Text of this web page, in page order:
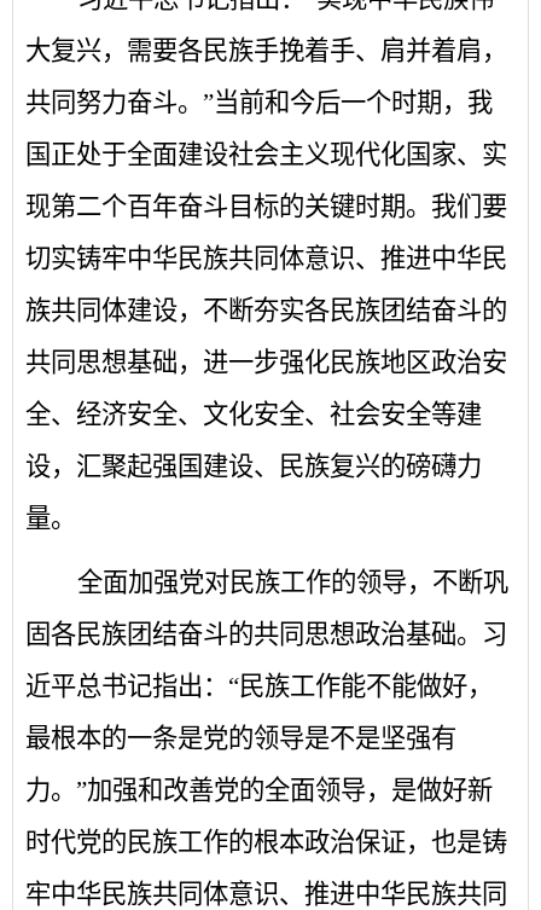
大复兴，需要各民族手挽着手、肩并着肩，
共同努力奋斗。”当前和今后一个时期，我
国正处于全面建设社会主义现代化国家、实
现第二个百年奋斗目标的关键时期。我们要
切实铸牢中华民族共同体意识、推进中华民
族共同体建设，不断夯实各民族团结奋斗的
共同思想基础，进一步强化民族地区政治安
全、经济安全、文化安全、社会安全等建
设，汇聚起强国建设、民族复兴的磅礴力
量。
全面加强党对民族工作的领导，不断巩
固各民族团结奋斗的共同思想政治基础。习
近平总书记指出： “民族工作能不能做好，
最根本的一条是党的领导是不是坚强有
力。”加强和改善党的全面领导，是做好新
时代党的民族工作的根本政治保证，也是铸
牢中华民族共同体意识、推进中华民族共同